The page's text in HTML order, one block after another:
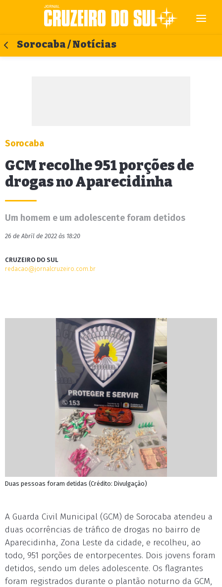
Sorocaba / Notícias
Sorocaba
GCM recolhe 951 porções de
drogas no Aparecidinha
Um homem e um adolescente foram detidos
26 de Abril de 2022 às 18:20
CRUZEIRO DO SUL
redacao@jornalcruzeiro.com.br
Duas pessoas foram detidas (Crédito: Divulgação)
A Guarda Civil Municipal (GCM) de Sorocaba atendeu a
duas ocorrências de tráfico de drogas no bairro de
Aparecidinha, Zona Leste da cidade, e recolheu, ao
todo, 951 porções de entorpecentes. Dois jovens foram
detidos, sendo um deles adolescente. Os flagrantes
foram registrados durante o plantão noturno da GCM,